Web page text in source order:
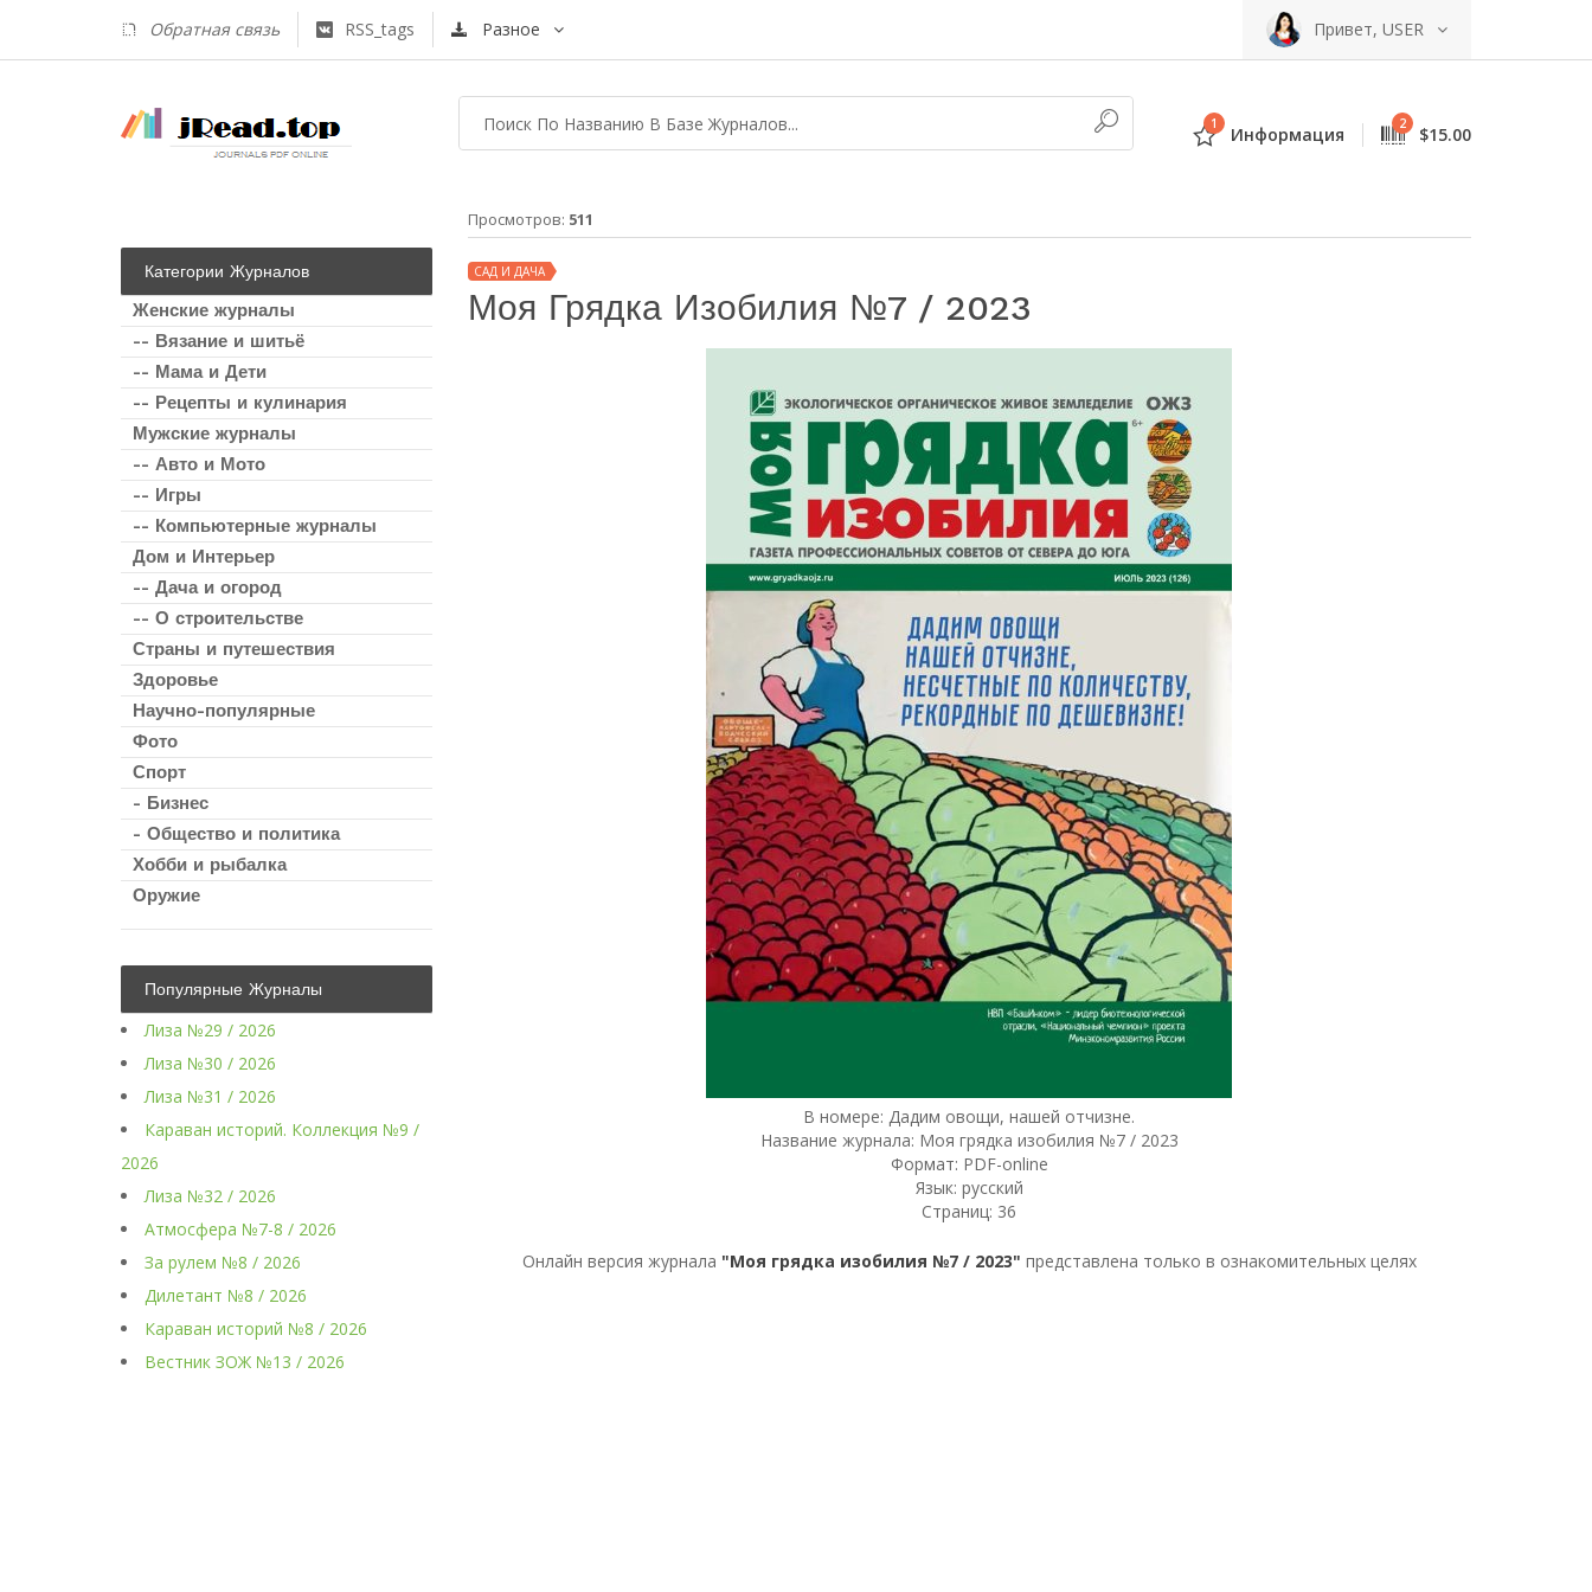
Обратная связь RSS_tags Разное Привет, USER
1 Информация 2 $15.00
Категории Журналов
Женские журналы
-- Вязание и шитьё
-- Мама и Дети
-- Рецепты и кулинария
Мужские журналы
-- Авто и Мото
-- Игры
-- Компьютерные журналы
Дом и Интерьер
-- Дача и огород
-- О строительстве
Страны и путешествия
Здоровье
Научно-популярные
Фото
Спорт
- Бизнес
- Общество и политика
Хобби и рыбалка
Оружие
Популярные Журналы
Лиза №29 / 2026
Лиза №30 / 2026
Лиза №31 / 2026
Караван историй. Коллекция №9 /
2026
Лиза №32 / 2026
Атмосфера №7-8 / 2026
За рулем №8 / 2026
Дилетант №8 / 2026
Караван историй №8 / 2026
Вестник ЗОЖ №13 / 2026
Просмотров: 511
САД И ДАЧА
Моя Грядка Изобилия №7 / 2023
В номере: Дадим овощи, нашей отчизне.
Название журнала: Моя грядка изобилия №7 / 2023
Формат: PDF-online
Язык: русский
Страниц: 36
Онлайн версия журнала "Моя грядка изобилия №7 / 2023" представлена только в ознакомительных целях